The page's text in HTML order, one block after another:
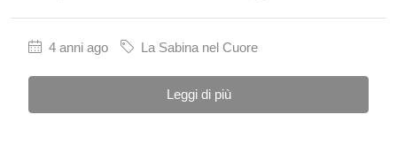
4 anni ago La Sabina nel Cuore
Leggi di più